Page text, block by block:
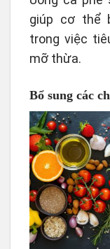
giúp cơ thể
trong việc
mỡ thừa.
Bổ sung các